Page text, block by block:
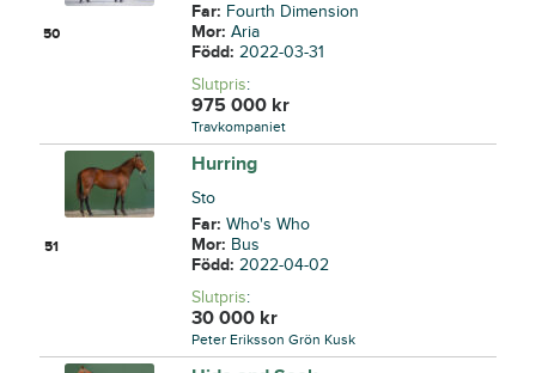
50
Far: Fourth Dimension
Mor:Aria
Född:2022-03-31
Slutpris:
975 000 kr
Travkompaniet
51
Hurring
Sto
Far:Who's Who
Mor: Bus
Född:2022-04-02
Slutpris:
30 000 kr
Peter Eriksson Grön Kusk